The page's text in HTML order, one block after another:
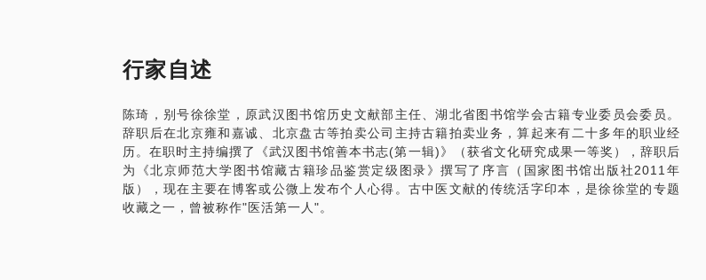
一夜暴富？请靠边站，这种机会我一定会留给自己！那不是理想，而是做梦。
全部身家？我们不是在赌博！留下足够生活以及应付不时之需的钱是第一步。
我有二十多年的专业经历。用俗话说，学术和商业都兼着，拼钱和捡漏都干过。行内提
起“徐徐堂”，大多还是知道的，也没啥负面评价。您如果愿意相信我，我也愿意帮您：
古籍版本鉴定；
古籍收藏建议；
古籍投资顾问；
文献研究指导；
行家自述
陈琦，别号徐徐堂，原武汉图书馆历史文献部主任、湖北省图书馆学会古籍专业委员会委员。
辞职后在北京雍和嘉诚、北京盘古等拍卖公司主持古籍拍卖业务，算起来有二十多年的职业经
历。在职时主持编撰了《武汉图书馆善本书志(第一辑)》（获省文化研究成果一等奖），辞职后
为《北京师范大学图书馆藏古籍珍品鉴赏定级图录》撰写了序言（国家图书馆出版社2011年
版），现在主要在博客或公微上发布个人心得。古中医文献的传统活字印本，是徐徐堂的专题
收藏之一，曾被称作"医活第一人"。